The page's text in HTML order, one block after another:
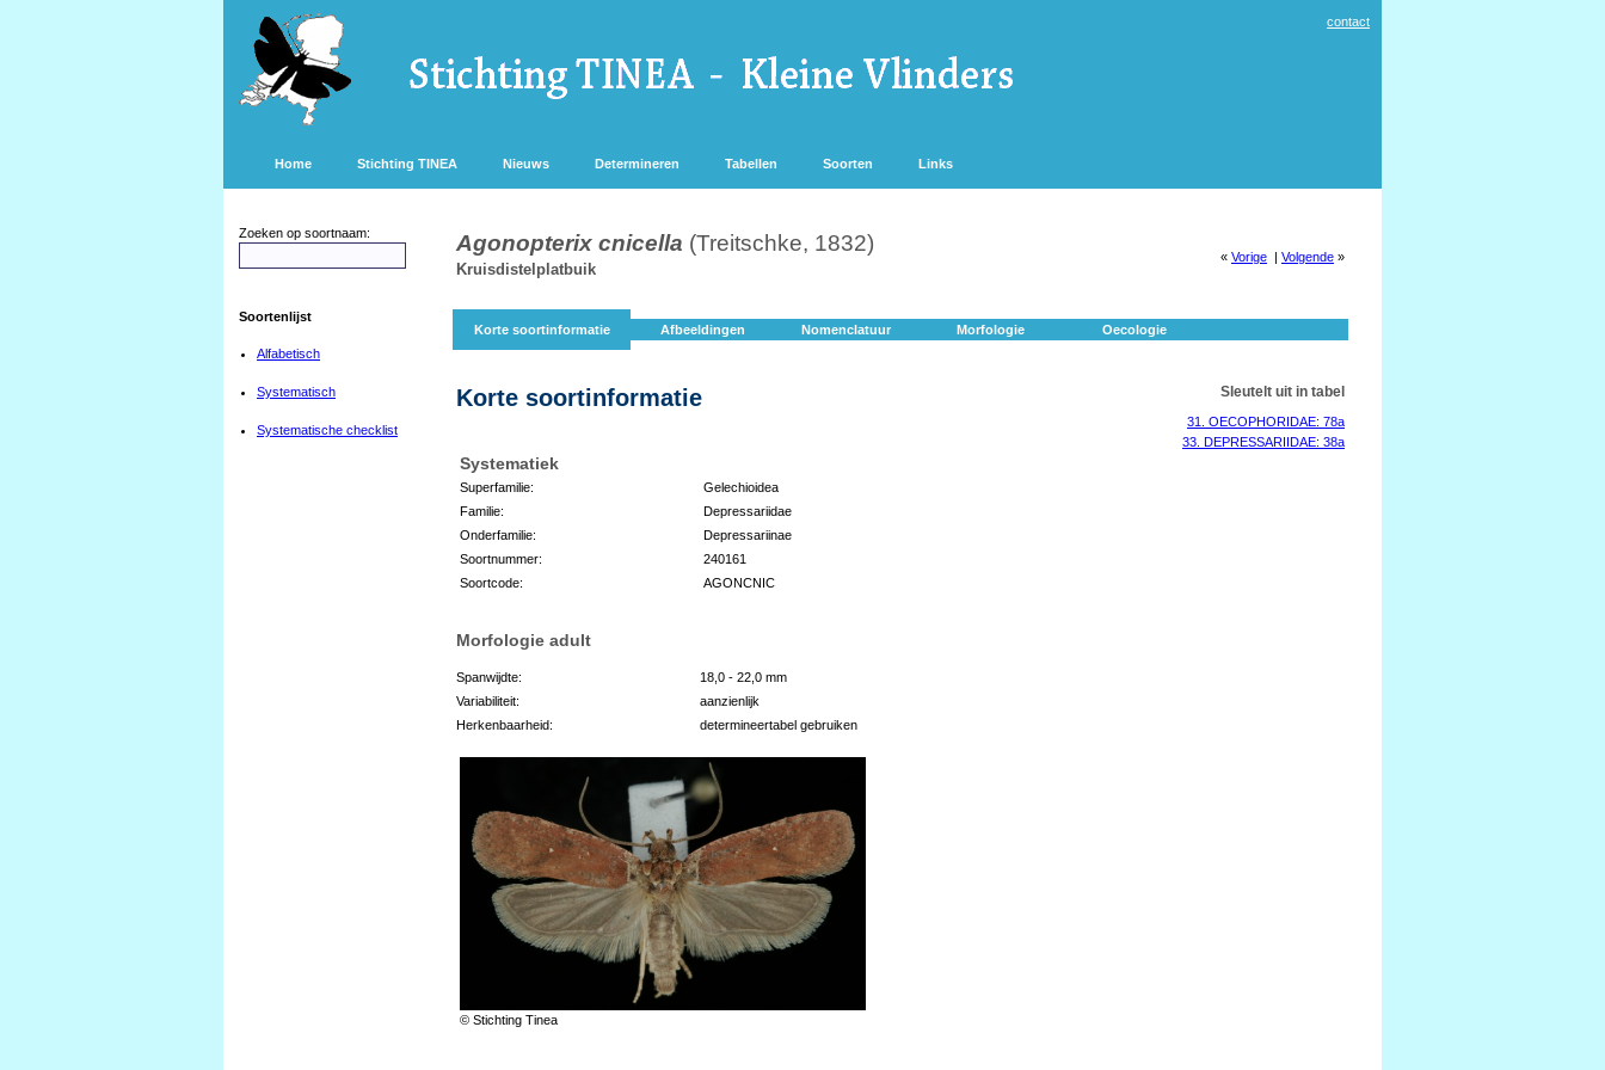
contact
Home Stichting TINEA Nieuws Determineren Tabellen Soorten Links
Zoeken op soortnaam:
Soortenlijst
Alfabetisch
Systematisch
Systematische checklist
Agonopterix cnicella (Treitschke, 1832)
Kruisdistelplatbuik
« Vorige | Volgende »
Korte soortinformatie Afbeeldingen Nomenclatuur Morfologie Oecologie
Korte soortinformatie
Systematiek
Superfamilie:
Gelechioidea
Familie:
Depressariidae
Onderfamilie:
Depressariinae
Soortnummer:
240161
Soortcode:
AGONCNIC
Sleutelt uit in tabel
31. OECOPHORIDAE: 78a
33. DEPRESSARIIDAE: 38a
Morfologie adult
Spanwijdte:
18,0 - 22,0 mm
Variabiliteit:
aanzienlijk
Herkenbaarheid:
determineertabel gebruiken
© Stichting Tinea